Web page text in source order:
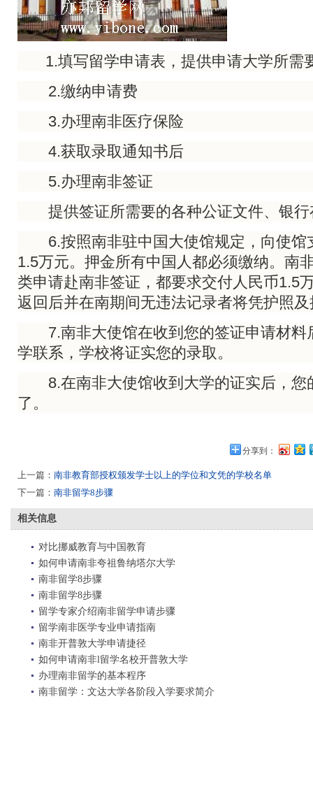
1.填写留学申请表，提供申请大学所需
2.缴纳申请费
3.办理南非医疗保险
4.获取录取通知书后
5.办理南非签证
提供签证所需要的各种公证文件、银行
6.按照南非驻中国大使馆规定，向使馆
1.5万元。押金所有中国人都必须缴纳。南
类申请赴南非签证，都要求交付人民币1.5
返回后并在南期间无违法记录者将凭护照
7.南非大使馆在收到您的签证申请材料
学联系，学校将证实您的录取。
8.在南非大使馆收到大学的证实后，您
了。
分享到：
上一篇： 南非教育部授权颁发学士以上的学位和文凭的学校名单
下一篇： 南非留学8步骤
相关信息
对比挪威教育与中国教育
如何申请南非夸祖鲁纳塔尔大学
南非留学8步骤
南非留学8步骤
留学专家介绍南非留学申请步骤
留学南非医学专业申请指南
南非开普敦大学申请捷径
如何申请南非l留学名校开普敦大学
办理南非留学的基本程序
南非留学：文达大学各阶段入学要求简介